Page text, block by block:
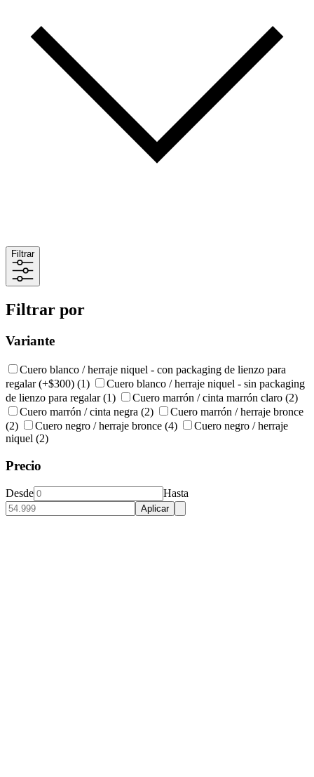
Filtrar
Filtrar por
Variante
Cuero blanco / herraje niquel - con packaging de lienzo para
regalar (+$300) (1)
Cuero blanco / herraje niquel - sin packaging
de lienzo para regalar(1) Cuero marrón / cinta marrón claro (2)
Cuero marrón / cinta negra (2)
Cuero marrón / herraje bronce
(2)
Cuero negro / herraje bronce (4)
Cuero negro / herraje
niquel (2)
Precio
Desde Hasta
Aplicar